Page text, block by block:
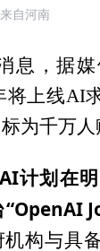
来自河南
息，据媒
将上线AI
为千万人
计划在
构与具